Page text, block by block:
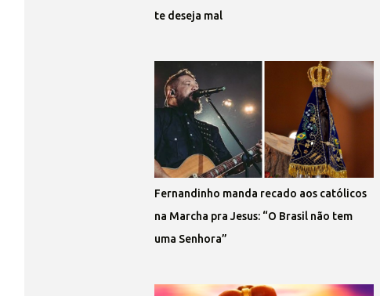
te deseja mal
Fernandinho manda recado aos católicos
na Marcha pra Jesus: “O Brasil não tem
uma Senhora”